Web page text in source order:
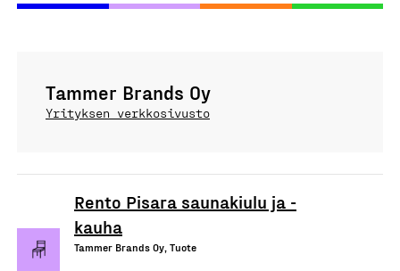
Tammer Brands Oy
Yrityksen verkkosivusto
Rento Pisara saunakiulu ja -
kauha
Tammer Brands Oy, Tuote